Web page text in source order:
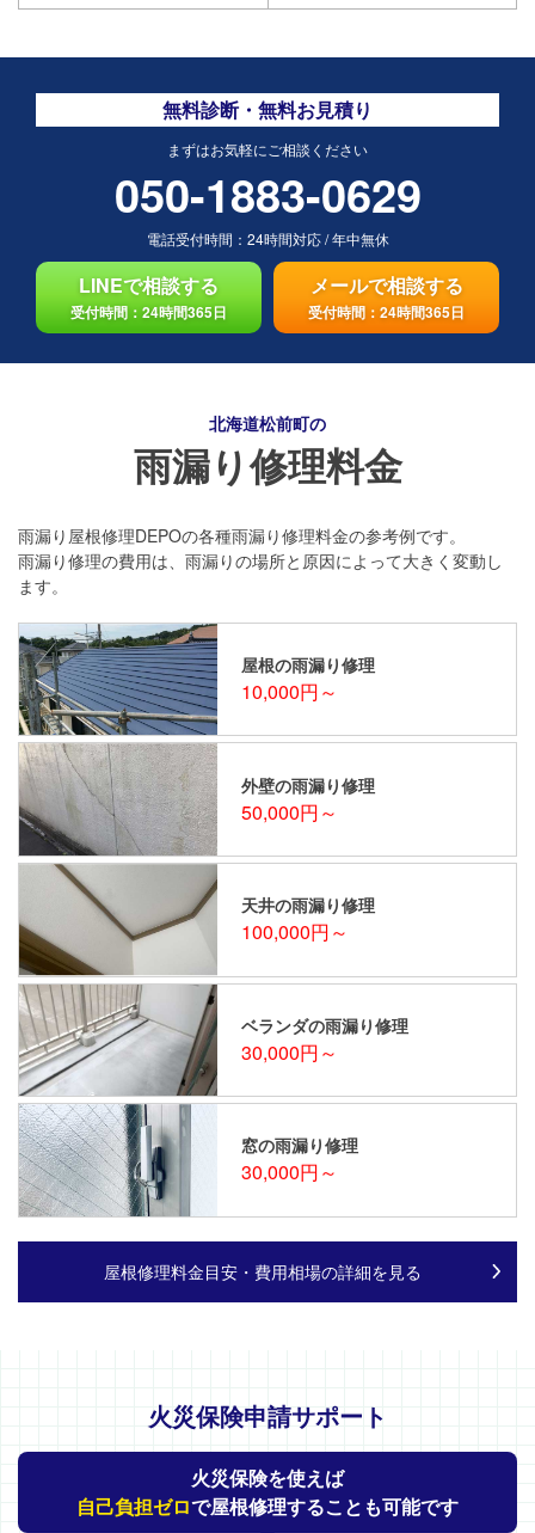
無料診断・無料お見積り
まずはお気軽にご相談ください
050-1883-0629
電話受付時間： 24時間対応/年中無休
LINEで相談する
受付時間：24時間365日
メールで相談する
受付時間：24時間365日
北海道松前町の
雨漏り修理料金
雨漏り屋根修理DEPOの各種雨漏り修理料金の参考例です。
雨漏り修理の費用は、雨漏りの場所と原因によって大きく変動し
ます。
屋根の雨漏り修理
10,000円～
外壁の雨漏り修理
50,000円～
天井の雨漏り修理
100,000円～
ベランダの雨漏り修理
30,000円～
窓の雨漏り修理
30,000円～
屋根修理料金目安・費用相場の詳細を見る
火災保険申請サポート
火災保険を使えば
自己負担ゼロで屋根修理することも可能です